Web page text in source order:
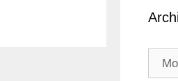
Archiv